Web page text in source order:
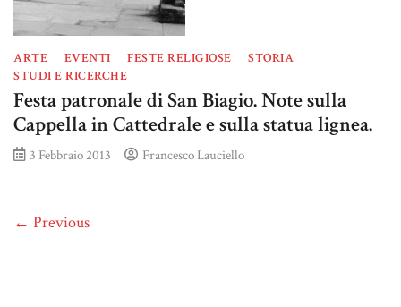
ARTE EVENTI FESTE RELIGIOSE
STORIA
STUDI E RICERCHE
Festa patronale di San Biagio. Note sulla
Cappella in Cattedrale e sulla statua lignea.
3 Febbraio 2013 Francesco Lauciello
← Previous